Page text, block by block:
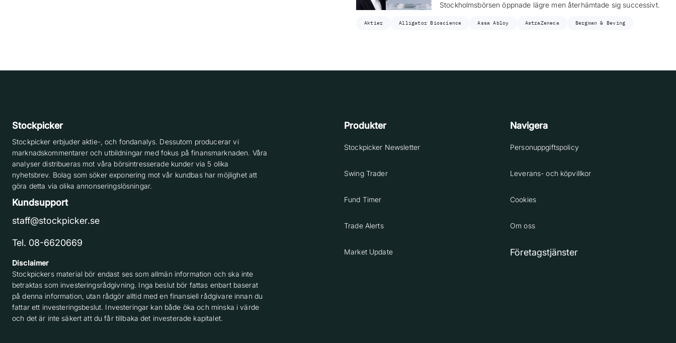
Stockholmsbörsen öppnade lägre men återhämtade sig successivt.
Aktier Alligator Bioscience Assa Abloy AstraZeneca Bergman & Beving
Stockpicker
Stockpicker erbjuder aktie-, och fondanalys. Dessutom producerar vi
marknadskommentarer och utbildningar med fokus på finansmarknaden. Våra
analyser distribueras mot våra börsintresserade kunder via 5 olika
nyhetsbrev. Bolag som söker exponering mot vår kundbas har möjlighet att
göra detta via olika annonseringslösningar.
Kundsupport
staff@stockpicker.se
Tel. 08-6620669
Disclaimer
Stockpickers material bör endast ses som allmän information och ska inte
betraktas som investeringsrådgivning. Inga beslut bör fattas enbart baserat
på denna information, utan rådgör alltid med en finansiell rådgivare innan du
fattar ett investeringsbeslut. Investeringar kan både öka och minska i värde
och det är inte säkert att du får tillbaka det investerade kapitalet.
Produkter
Stockpicker Newsletter
Swing Trader
Fund Timer
Trade Alerts
Market Update
Navigera
Personuppgiftspolicy
Leverans- och köpvillkor
Cookies
Om oss
Företagstjänster